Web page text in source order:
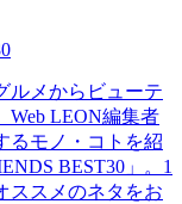
ルメからビューテ
Web LEON編集者
るモノ・コトを紹
BEST30」。1
ススメのネタをお